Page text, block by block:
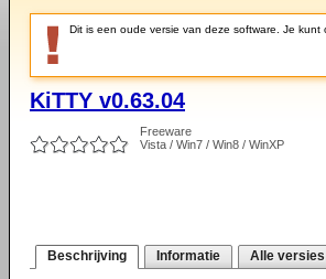
Dit is een oude versie van deze software. Je kunt
KiTTY v0.63.04
Freeware
Vista / Win7 / Win8 / WinXP
Beschrijving Informatie Alle versies